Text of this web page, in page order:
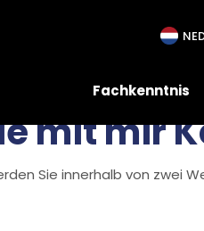
Fachkenntnis
mit mir
Sie innerhalb von zwei